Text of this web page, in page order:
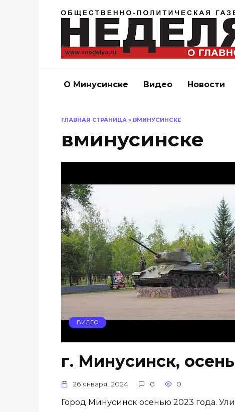
О Минусинске Видео Новости
ГЛАВНАЯ СТРАНИЦА » ВМИНУСИНСКЕ
вминусинске
ВИДЕО
г. Минусинск,
26 января, 2024 0 0
Город Минусинск осенью 2023 года.